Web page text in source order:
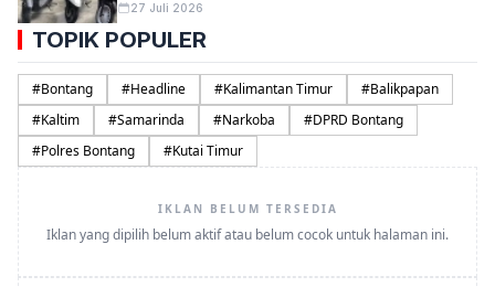
27 Juli 2026
TOPIK POPULER
#Bontang #Headline #Kalimantan Timur #Balikpapan
#Kaltim #Samarinda #Narkoba #DPRD Bontang
#Polres Bontang #Kutai Timur
IKLAN BELUM TERSEDIA
Iklan yang dipilih belum aktif atau belum cocok untuk halaman ini.